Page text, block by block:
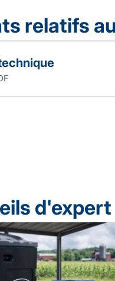
relatifs
d'expert